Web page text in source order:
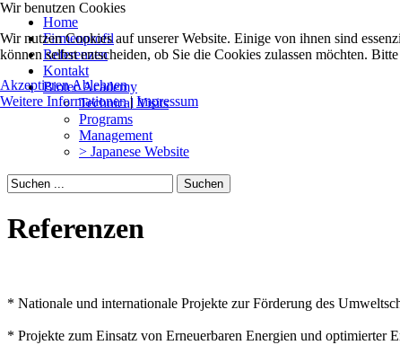
Home
Firmenprofil
Referenzen
Kontakt
Biotec Academy
Technical Visits
Programs
Management
> Japanese Website
Suchen
Referenzen
* Nationale und internationale Projekte zur Förderung des
* Projekte zum Einsatz von Erneuerbaren Energien und optimierter
Wir benutzen Cookies
Wir nutzen Cookies auf unserer Website. Einige von ihnen sind
können selbst entscheiden, ob Sie die Cookies zulassen möchten.
AkzeptierenAblehnen
Weitere Informationen| Impressum